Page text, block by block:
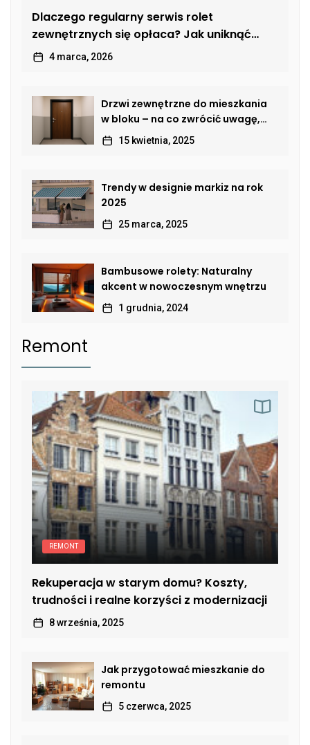
Dlaczego regularny serwis rolet
zewnętrznych się opłaca? Jak uniknąć
kosztownych usterek
4 marca, 2026
Drzwi zewnętrzne do mieszkania
w bloku – na co zwrócić uwagę,
by połączyć bezpieczeństwo,
estetykę i komfort?
15 kwietnia, 2025
Trendy w designie markiz na rok
2025
25 marca, 2025
Bambusowe rolety: Naturalny
akcent w nowoczesnym wnętrzu
1 grudnia, 2024
Remont
REMONT
Rekuperacja w starym domu? Koszty,
trudności i realne korzyści z modernizacji
8 września, 2025
Jak przygotować mieszkanie do
remontu
5 czerwca, 2025